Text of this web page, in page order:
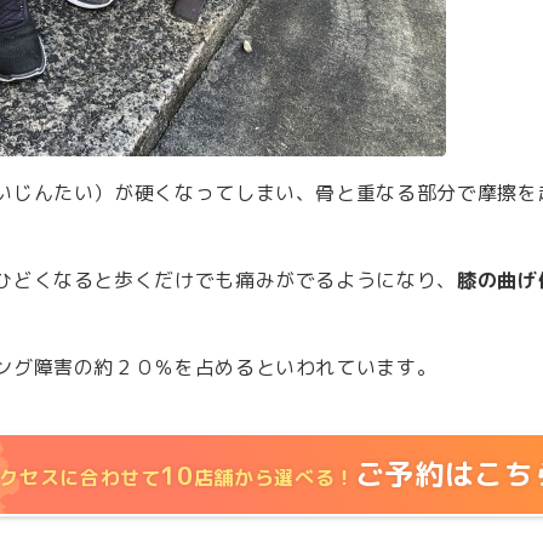
じんたい）が硬くなってしまい、骨と重なる部分で摩擦
どくなると歩くだけでも痛みがでるようになり、 膝の曲
グ障害の約２０％を占めるといわれています。
セスに合わせて10店舗から選べる！ ご予約はこち